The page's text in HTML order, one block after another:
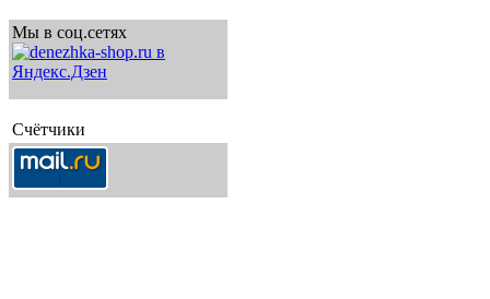
Мы в соц.сетях
Счётчики